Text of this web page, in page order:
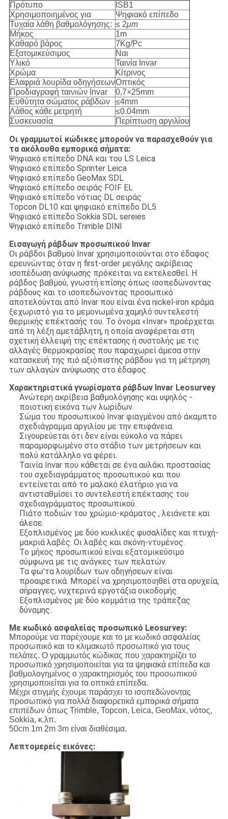
Πρότυπο
ISB1
Χρησιμοποιημένος για
Ψηφιακό επίπεδο
Τυχαία λάθη βαθμολόγησης: ≤ 2μm
Μήκος
1m
Καθαρό βάρος
7Kg/Pc
Εξατομικεύσιμος
Ναι
Υλικό
Ταινία Invar
Χρώμα
Κίτρινος
Ελαφριά λουρίδα οδηγήσεωνΟπτικός
Προδιαγραφή ταινιών Invar
0,7×25mm
Ευθύτητα σώματος ράβδων
≤4mm
Λάθος κάθε μετρητή
≤0.04mm
Συσκευασία
Περίπτωση αργιλίου
Οι γραμμωτοί κώδικες μπορούν να παρασχεθούν για
τα ακόλουθα εμπορικά σήματα:
Ψηφιακό επίπεδο DNA και του LS Leica
Ψηφιακό επίπεδο Sprinter Leica
Ψηφιακό επίπεδο GeoMax SDL
Ψηφιακό επίπεδο σειράς FOIF EL
Ψηφιακό επίπεδο νότιας DL σειράς
Topcon DL10 και ψηφιακό επίπεδο DL5
Ψηφιακό επίπεδο Sokkia SDL sereies
Ψηφιακό επίπεδο Trimble DINI
Εισαγωγή ράβδων προσωπικού Invar
Οι ράβδοι βαθμού Invar χρησιμοποιούνται στο έδαφος
ερευνώντας όταν η first-order μεγάλης ακρίβειας
ισοπέδωση ανύψωσης πρόκειται να εκτελεσθεί. Η
ράβδος βαθμού, γνωστή επίσης όπως ισοπεδώνοντας
ράβδους και το ισοπεδώνοντας προσωπικό
αποτελούνται από Invar που είναι ένα nickel-iron κράμα
ξεχωριστό για το μεμονωμένα χαμηλό συντελεστή
θερμικής επέκτασής του. Το όνομα «Invar» προέρχεται
από τη λέξη αμετάβλητη, η οποία αναφέρεται στη
σχετική έλλειψή της επέκτασης ή συστολής με τις
αλλαγές θερμοκρασίας που παραχωρεί άμεσα στην
κατασκευή της πιό αξιόπιστης ράβδου για τη μέτρηση
των αλλαγών ανύψωσης στο έδαφος.
Χαρακτηριστικά γνωρίσματα ράβδων Invar Leosurvey
Ανώτερη ακρίβεια βαθμολόγησης και υψηλός -
ποιοτική εικόνα των λωρίδων.
Σώμα του προσωπικού Invar φιαγμένου από άκαμπτο
σχεδιάγραμμα αργιλίου με την επιφάνεια.
Σιγουρεύεται ότι δεν είναι εύκολο να πάρει
παραμορφωμένο στο στάδιο των μετρήσεων και
πολύ κατάλληλο να φέρει.
Ταινία Invar που κάθεται σε ένα αυλάκι προστασίας
του σχεδιαγράμματος προσωπικού και που
εντείνεται από το μαλακό ελατήριο για να
αντισταθμίσει το συντελεστή επέκτασης του
σχεδιαγράμματος προσωπικού.
Πιάτο ποδιών του χρώμιο-κράματος , λειάνετε και
άλεσε.
Εξοπλισμένος με δύο κυκλικές φυσαλίδες και πτυχή-
μακριά λαβές. Οι λαβές και σκόνη-ντυμένος.
Το μήκος προσωπικού είναι εξατομικεύσιμο
σύμφωνα με τις ανάγκες των πελατών.
Τα φω'τα λουρίδων των οδηγήσεων είναι
προαιρετικά. Μπορεί να χρησιμοποιηθεί στα ορυχεία,
σήραγγες, νυχτερινά εργοτάξια οικοδομής.
Εξοπλισμένος με δύο κομμάτια της τράπεζας
δύναμης.
Με κωδικό ασφαλείας προσωπικό Leosurvey:
Μπορούμε να παρέχουμε και το με κωδικό ασφαλείας
προσωπικό και το κλιμακωτό προσωπικό για τους
πελάτες. Ο γραμμωτός κώδικας που χαρακτηρίζει το
προσωπικό χρησιμοποιείται για τα ψηφιακά επίπεδα και
βαθμολογημένος ο χαρακτηρισμός του προσωπικού
χρησιμοποιείται για τα οπτικά επίπεδα.
Μέχρι στιγμής έχουμε παράσχει το ισοπεδώνοντας
προσωπικό για πολλά διαφορετικά εμπορικά σήματα
επιπέδων όπως Trimble, Topcon, Leica, GeoMax, νότος,
Sokkia, κ.λπ.
50cm 1m 2m 3m είναι διαθέσιμα.
Λεπτομερείς εικόνες: